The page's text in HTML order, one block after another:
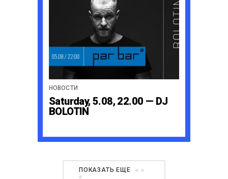
НОВОСТИ
Saturday, 5.08, 22.00 — DJ
BOLOTIN
ПОКАЗАТЬ ЕЩЕ